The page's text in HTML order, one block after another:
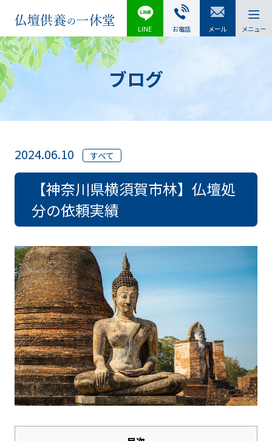
LINE お電話 メール メニュー
ブログ
2024.06.10 すべて
【神奈川県横須賀市林】仏壇処
分の依頼実績